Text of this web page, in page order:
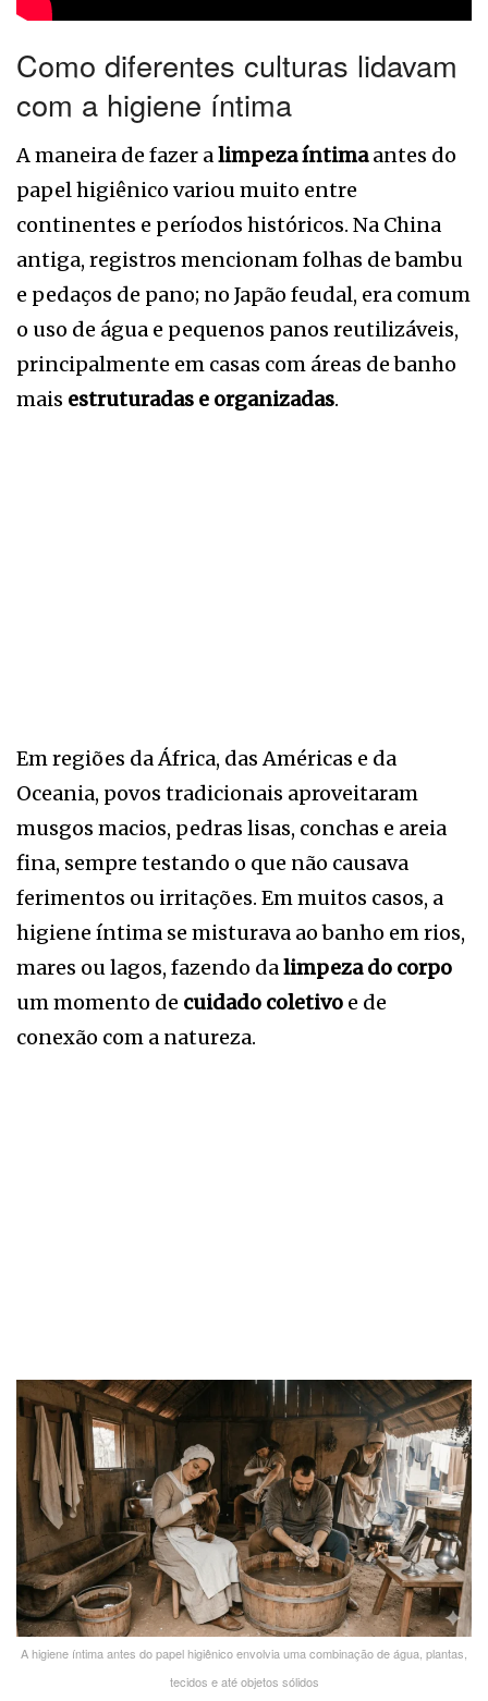
Como diferentes culturas lidavam
com a higiene íntima
A maneira de fazer alimpeza íntimaantes do
papel higiênico variou muito entre
continentes e períodos históricos. Na China
antiga, registros mencionam folhas de bambu
e pedaços de pano; no Japão feudal, era comum
o uso de água e pequenos panos reutilizáveis,
principalmente em casas com áreas de banho
mais estruturadas e organizadas.
Em regiões da África, das Américas e da
Oceania, povos tradicionais aproveitaram
musgos macios, pedras lisas, conchas e areia
fina, sempre testando o que não causava
ferimentos ou irritações. Em muitos casos, a
higiene íntima se misturava ao banho em rios,
mares ou lagos, fazendo dalimpeza do corpo
um momento de cuidado coletivo e de
conexão com a natureza.
A higiene íntima antes do papel higiênico envolvia uma combinação de água, plantas,
tecidos e até objetos sólidos